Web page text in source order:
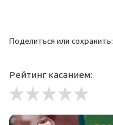
Поделиться или сохранить:
Рейтинг касанием: